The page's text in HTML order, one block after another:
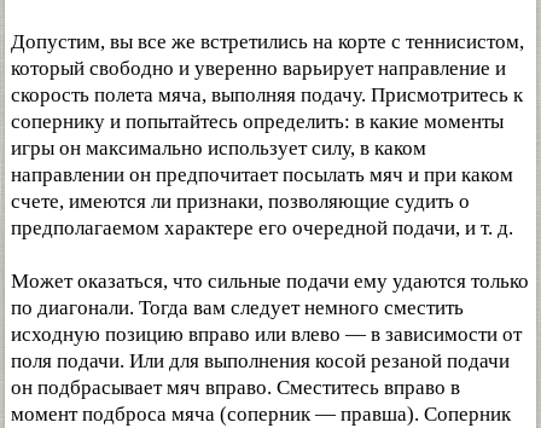
Допустим, вы все же встретились на корте с теннисистом,
который свободно и уверенно варьирует направление и
скорость полета мяча, выполняя подачу. Присмотритесь к
сопернику и попытайтесь определить: в какие моменты
игры он максимально использует силу, в каком
направлении он предпочитает посылать мяч и при каком
счете, имеются ли признаки, позволяющие судить о
предполагаемом характере его очередной подачи, и т. д.
Может оказаться, что сильные подачи ему удаются только
по диагонали. Тогда вам следует немного сместить
исходную позицию вправо или влево — в зависимости от
поля подачи. Или для выполнения косой резаной подачи
он подбрасывает мяч вправо. Сместитесь вправо в
момент подброса мяча (соперник — правша). Соперник